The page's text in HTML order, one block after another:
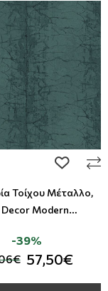
add to
Τοίχου Μέταλλο,
Modern
57,50€
-39%